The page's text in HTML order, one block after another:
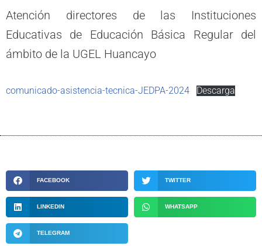
Atención directores de las Instituciones
Educativas de Educación Básica Regular del
ámbito de la UGEL Huancayo
comunicado-asistencia-tecnica-JEDPA-2024 Descarga
FACEBOOK TWITTER
LINKEDIN WHATSAPP
TELEGRAM